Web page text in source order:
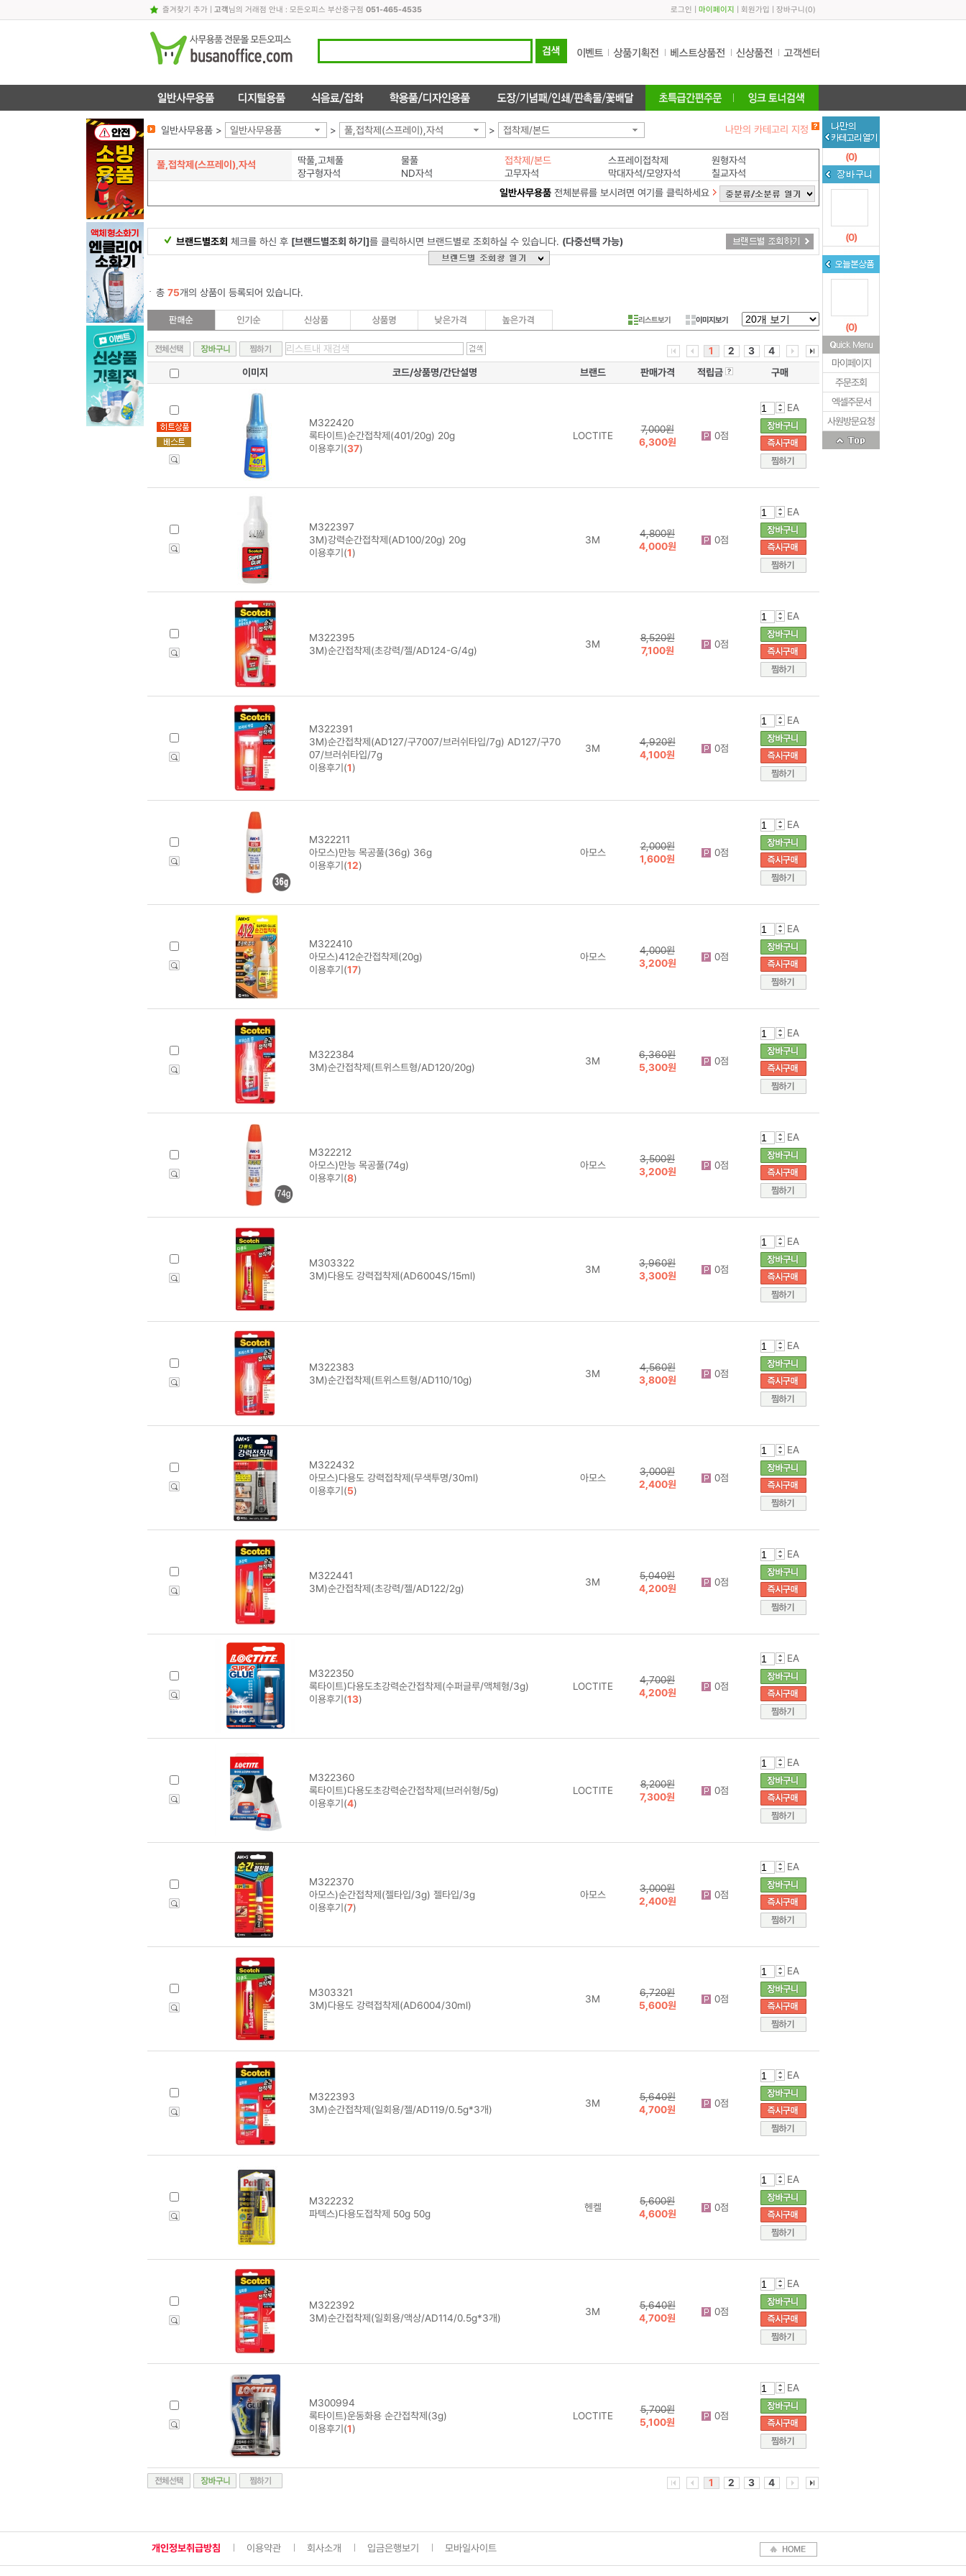
즐겨찾기 추가| 고객님의 거래점 안내 : 모든오피스 부산중구점 051-465-4535 로그인 마이페이지 회원가입 장바구니 (0)
일반사무용품 > 일반사무용품 > 풀,접착제(스프레이),자석 > 접착제/본드 나만의 카테고리 지정
풀,접착제(스프레이),자석 딱풀,고체풀 물풀 접착제/본드 스프레이접착제
원형자석
장구형자석
ND자석 고무자석 막대자석/모양자석
칠교자석
일반사무용품전체분류를 보시려면 여기를 클릭하세요
브랜드별조회 체크를 하신 후 [브랜드별조회 하기]를 클릭하시면 브랜드별로 조회하실 수 있습니다. (다중선택 가능)
총 75개의 상품이 등록되어 있습니다.
리스트보기 이미지보기
1 2 3
4
이미지
코드/상품명/간단설명 브랜드 판매가격 적립금 구매
M322420
록타이트)순간접착제(401/20g) 20g
이용후기(37)
LOCTITE
7,000원
6,300원
0점
EA
M322397
3M)강력순간접착제(AD100/20g) 20g
이용후기(1)
3M
4,800원
4,000원
0점
EA
M322395
3M)순간접착제(초강력/젤/AD124-G/4g)
3M
8,520원
7,100원
0점
EA
M322391
3M)순간접착제(AD127/구7007/브러쉬타입/7g) AD127/구70
07/브러쉬타입/7g
이용후기(1)
3M
4,920원
4,100원
0점
EA
M322211
아모스)만능 목공풀(36g) 36g
이용후기(12)
아모스
2,000원
1,600원
0점
EA
M322410
아모스)412순간접착제(20g)
이용후기(17)
아모스
4,000원
3,200원
0점
EA
M322384
3M)순간접착제(트위스트형/AD120/20g)
3M
6,360원
5,300원
0점
EA
M322212
아모스)만능 목공풀(74g)
이용후기(8)
아모스
3,500원
3,200원
0점
EA
M303322
3M)다용도 강력접착제(AD6004S/15ml)
3M
3,960원
3,300원
0점
EA
M322383
3M)순간접착제(트위스트형/AD110/10g)
3M
4,560원
3,800원
0점
EA
M322432
아모스)다용도 강력접착제(무색투명/30ml)
이용후기(5)
아모스
3,000원
2,400원
0점
EA
M322441
3M)순간접착제(초강력/젤/AD122/2g)
3M
5,040원
4,200원
0점
EA
M322350
록타이트)다용도초강력순간접착제(수퍼글루/액체형/3g)
이용후기(13)
LOCTITE
4,700원
4,200원
0점
EA
M322360
록타이트)다용도초강력순간접착제(브러쉬형/5g)
이용후기(4)
LOCTITE
8,200원
7,300원
0점
EA
M322370
아모스)순간접착제(젤타입/3g) 젤타입/3g
이용후기(7)
아모스
3,000원
2,400원
0점
EA
M303321
3M)다용도 강력접착제(AD6004/30ml)
3M
6,720원
5,600원
0점
EA
M322393
3M)순간접착제(일회용/젤/AD119/0.5g*3개)
3M
5,640원
4,700원
0점
EA
M322232
파텍스)다용도접착제 50g 50g
헨켈
5,600원
4,600원
0점
EA
M322392
3M)순간접착제(일회용/액상/AD114/0.5g*3개)
3M
5,640원
4,700원
0점
EA
M300994
록타이트)운동화용 순간접착제(3g)
이용후기(1)
LOCTITE
5,700원
5,100원
0점
EA
1 2 3 4
(0)
(0)
(0)
마이페이지
주문조회
엑셀주문서
사원방문요청
개인정보취급방침 이용약관 회사소개 입금은행보기 모바일사이트